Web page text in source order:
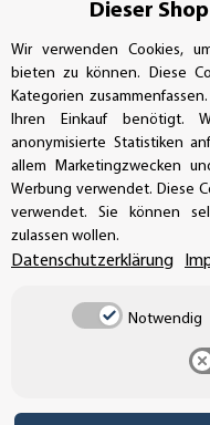
UNSER
Dieser
Wir verwenden Cookies,
bieten zu können. Diese
Kategorien
Ihren Einkauf benötigt.
anonymisierte Statistiken
allem Marketingzwecken
Werbung verwendet. Diese
verwendet. Sie können
zulassen wollen.
Datenschutzerklärung
Notwendig